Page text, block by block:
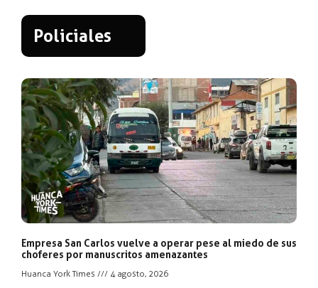
Policiales
Empresa San Carlos vuelve a operar pese al miedo de sus
choferes por manuscritos amenazantes
Huanca York Times 4 agosto, 2026